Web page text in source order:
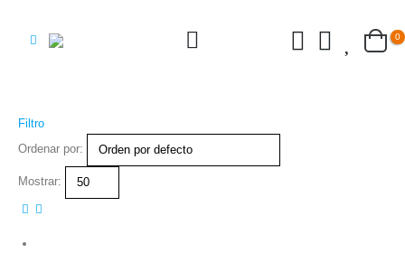
0
Filtro
Ordenar por:
Mostrar: